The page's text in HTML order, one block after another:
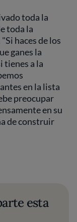
toda la
toda la
haces de los
ganes la
tienes a la
en la lista
preocupar
en su
de construir
esta